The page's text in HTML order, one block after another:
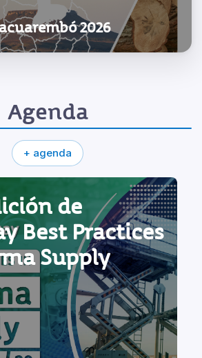
2026
Agenda
+ agenda
de
Best Practices
Supply